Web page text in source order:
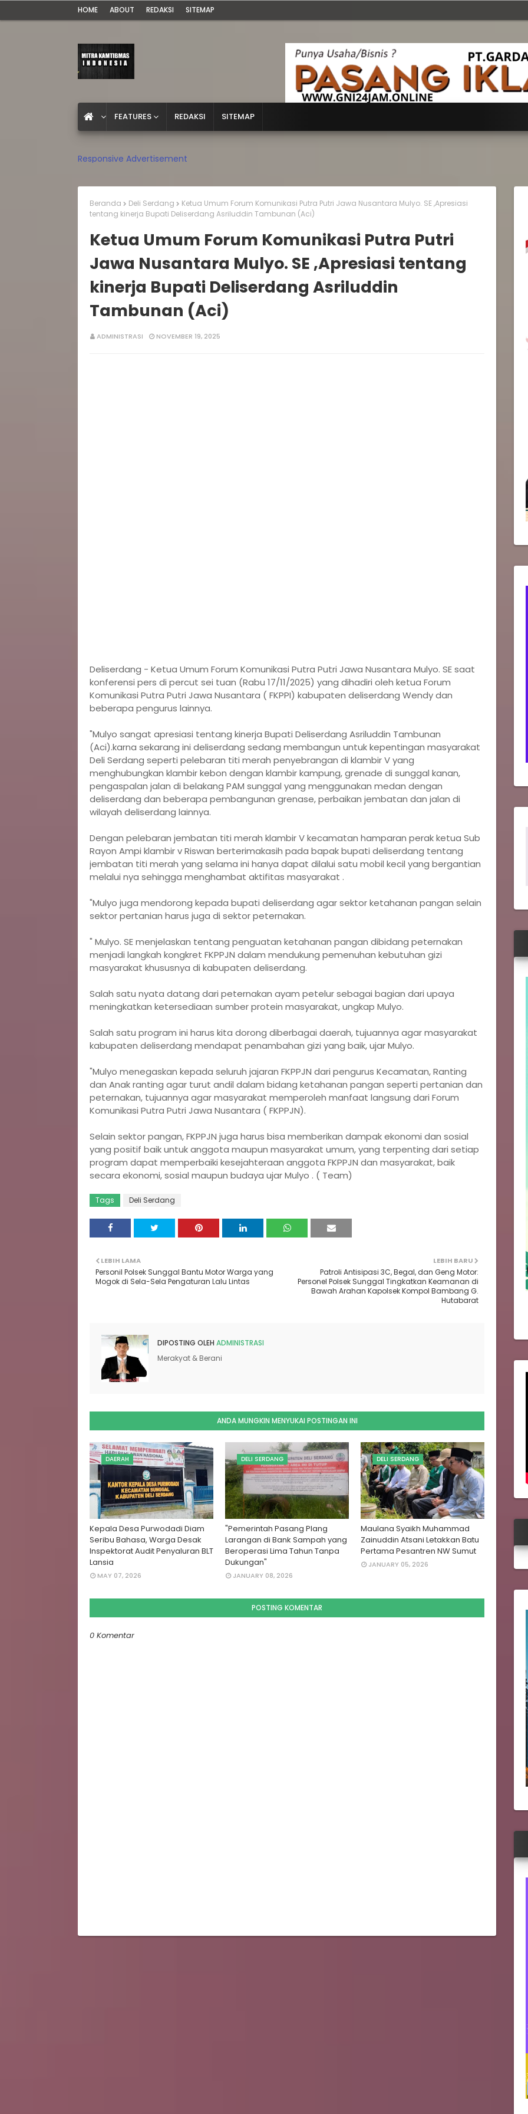
HOME ABOUT REDAKSI SITEMAP
FEATURES REDAKSI SITEMAP
Responsive Advertisement
Beranda Deli Serdang
Ketua Umum Forum Komunikasi Putra Putri Jawa Nusantara Mulyo. SE ,Apresiasi
tentang kinerja Bupati Deliserdang Asriluddin Tambunan (Aci)
Ketua Umum Forum Komunikasi Putra Putri
Jawa Nusantara Mulyo. SE ,Apresiasi tentang
kinerja Bupati Deliserdang Asriluddin
Tambunan (Aci)
ADMINISTRASI NOVEMBER 19, 2025
Deliserdang - Ketua Umum Forum Komunikasi Putra Putri Jawa Nusantara Mulyo. SE saat
konferensi pers di percut sei tuan (Rabu 17/11/2025) yang dihadiri oleh ketua Forum
Komunikasi Putra Putri Jawa Nusantara ( FKPPI) kabupaten deliserdang Wendy dan
beberapa pengurus lainnya.
"Mulyo sangat apresiasi tentang kinerja Bupati Deliserdang Asriluddin Tambunan
(Aci).karna sekarang ini deliserdang sedang membangun untuk kepentingan masyarakat
Deli Serdang seperti pelebaran titi merah penyebrangan di klambir V yang
menghubungkan klambir kebon dengan klambir kampung, grenade di sunggal kanan,
pengaspalan jalan di belakang PAM sunggal yang menggunakan medan dengan
deliserdang dan beberapa pembangunan grenase, perbaikan jembatan dan jalan di
wilayah deliserdang lainnya.
Dengan pelebaran jembatan titi merah klambir V kecamatan hamparan perak ketua Sub
Rayon Ampi klambir v Riswan berterimakasih pada bapak bupati deliserdang tentang
jembatan titi merah yang selama ini hanya dapat dilalui satu mobil kecil yang bergantian
melalui nya sehingga menghambat aktifitas masyarakat .
"Mulyo juga mendorong kepada bupati deliserdang agar sektor ketahanan pangan selain
sektor pertanian harus juga di sektor peternakan.
" Mulyo. SE menjelaskan tentang penguatan ketahanan pangan dibidang peternakan
menjadi langkah kongkret FKPPJN dalam mendukung pemenuhan kebutuhan gizi
masyarakat khususnya di kabupaten deliserdang.
Salah satu nyata datang dari peternakan ayam petelur sebagai bagian dari upaya
meningkatkan ketersediaan sumber protein masyarakat, ungkap Mulyo.
Salah satu program ini harus kita dorong diberbagai daerah, tujuannya agar masyarakat
kabupaten deliserdang mendapat penambahan gizi yang baik, ujar Mulyo.
"Mulyo menegaskan kepada seluruh jajaran FKPPJN dari pengurus Kecamatan, Ranting
dan Anak ranting agar turut andil dalam bidang ketahanan pangan seperti pertanian dan
peternakan, tujuannya agar masyarakat memperoleh manfaat langsung dari Forum
Komunikasi Putra Putri Jawa Nusantara ( FKPPJN).
Selain sektor pangan, FKPPJN juga harus bisa memberikan dampak ekonomi dan sosial
yang positif baik untuk anggota maupun masyarakat umum, yang terpenting dari setiap
program dapat memperbaiki kesejahteraan anggota FKPPJN dan masyarakat, baik
secara ekonomi, sosial maupun budaya ujar Mulyo . ( Team)
Tags Deli Serdang
LEBIH BARU
Patroli Antisipasi 3C, Begal, dan Geng Motor:
Personel Polsek Sunggal Tingkatkan Keamanan di
Bawah Arahan Kapolsek Kompol Bambang G.
Hutabarat‎
LEBIH LAMA
Personil Polsek Sunggal Bantu Motor Warga yang
Mogok di Sela-Sela Pengaturan Lalu Lintas
DIPOSTING OLEH ADMINISTRASI
Merakyat & Berani
ANDA MUNGKIN MENYUKAI POSTINGAN INI
DAERAH
Kepala Desa Purwodadi Diam
Seribu Bahasa, Warga Desak
Inspektorat Audit Penyaluran BLT
Lansia
MAY 07, 2026
DELI SERDANG
"Pemerintah Pasang Plang
Larangan di Bank Sampah yang
Beroperasi Lima Tahun Tanpa
Dukungan"
JANUARY 08, 2026
DELI SERDANG
Maulana Syaikh Muhammad
Zainuddin Atsani Letakkan Batu
Pertama Pesantren NW Sumut
JANUARY 05, 2026
POSTING KOMENTAR
0 Komentar